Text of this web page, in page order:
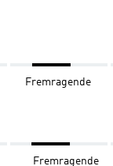
Fremragende
Fremragende